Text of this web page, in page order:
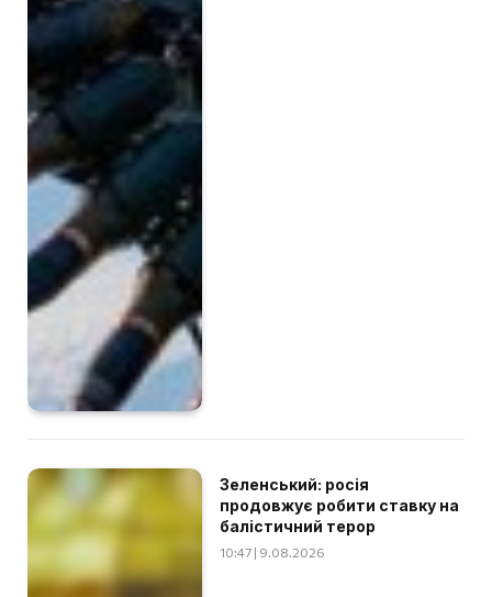
Зеленський: росія
продовжує робити ставку на
балістичний терор
10:47 | 9.08.2026